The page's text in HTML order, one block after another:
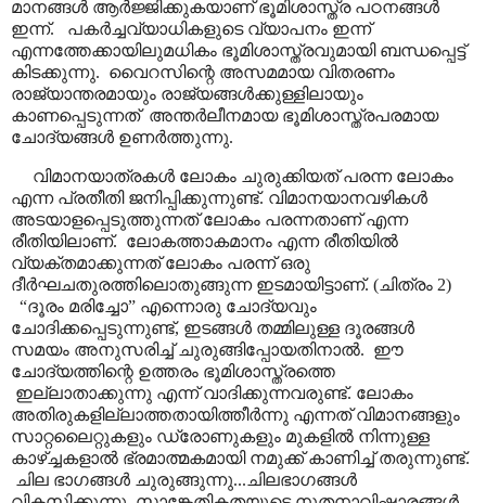
മാനങ്ങൾ ആർജ്ജിക്കുകയാണ് ഭൂമിശാസ്ത്ര പഠനങ്ങൾ
ഇന്ന്.
പകർച്ചവ്യാധികളുടെ വ്യാപനം ഇന്ന്
എന്നത്തേക്കായിലുമധികം ഭൂമിശാസ്ത്രവുമായി ബന്ധപ്പെട്ട്
കിടക്കുന്നു. വൈറസിന്റെ അസമമായ വിതരണം
രാജ്യാന്തരമായും രാജ്യങ്ങൾക്കുള്ളിലായും
കാണപ്പെടുന്നത് അന്തർലീനമായ ഭൂമിശാസ്ത്രപരമായ
ചോദ്യങ്ങൾ ഉണർത്തുന്നു.
വിമാനയാത്രകൾ ലോകം ചുരുക്കിയത് പരന്ന ലോകം
എന്ന പ്രതീതി ജനിപ്പിക്കുന്നുണ്ട്. വിമാനയാനവഴികൾ
അടയാളപ്പെടുത്തുന്നത് ലോകം പരന്നതാണ് എന്ന
രീതിയിലാണ്. ലോകത്താകമാനം എന്ന രീതിയിൽ
വ്യക്തമാക്കുന്നത് ലോകം പരന്ന് ഒരു
ദീർഘചതുരത്തിലൊതുങ്ങുന്ന ഇടമായിട്ടാണ്. (ചിത്രം 2)
“ദൂരം മരിച്ചോ” എന്നൊരു ചോദ്യവും
ചോദിക്കപ്പെടുന്നുണ്ട്, ഇടങ്ങൾ തമ്മിലുള്ള ദൂരങ്ങൾ
സമയം അനുസരിച്ച് ചുരുങ്ങിപ്പോയതിനാൽ. ഈ
ചോദ്യത്തിന്റെ ഉത്തരം ഭൂമിശാസ്ത്രത്തെ
ഇല്ലാതാക്കുന്നു എന്ന് വാദിക്കുന്നവരുണ്ട്. ലോകം
അതിരുകളില്ലാത്തതായിത്തീർന്നു എന്നത് വിമാനങ്ങളും
സാറ്റലൈറ്റുകളും ഡ്രോണുകളും മുകളിൽ നിന്നുള്ള
കാഴ്ച്ചകളാൽ ഭ്രമാത്മകമായി നമുക്ക് കാണിച്ച് തരുന്നുണ്ട്.
ചില ഭാഗങ്ങൾ ചുരുങ്ങുന്നു...ചിലഭാഗങ്ങൾ